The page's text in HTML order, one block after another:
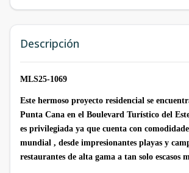
Descripción
MLS25-1069
Este hermoso proyecto residencial se
Punta Cana en el Boulevard Turístico del
es privilegiada ya que cuenta con
mundial , desde impresionantes playas y
restaurantes de alta gama a tan solo escasos